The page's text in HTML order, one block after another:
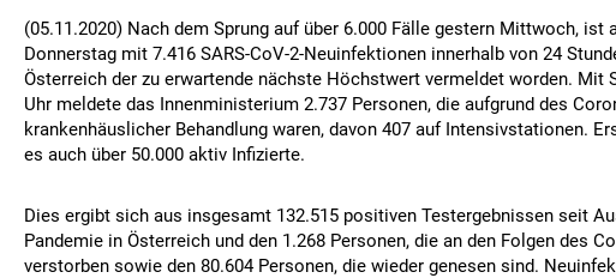
(05.11.2020) Nach dem Sprung auf über 6.000 Fälle gestern Mittwoch, ist
Donnerstag mit 7.416 SARS-CoV-2-Neuinfektionen innerhalb von 24
Österreich der zu erwartende nächste Höchstwert vermeldet worden. Mit
Uhr meldete das Innenministerium 2.737 Personen, die aufgrund des
krankenhäuslicher Behandlung waren, davon 407 auf Intensivstationen.
es auch über 50.000 aktiv Infizierte.
Dies ergibt sich aus insgesamt 132.515 positiven Testergebnissen seit
Pandemie in Österreich und den 1.268 Personen, die an den Folgen des
verstorben sowie den 80.604 Personen, die wieder genesen sind.